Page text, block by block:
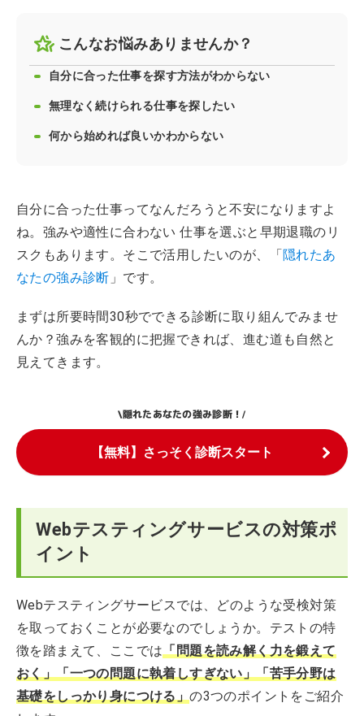
こんなお悩みありませんか？
自分に合った仕事を探す方法がわからない
無理なく続けられる仕事を探したい
何から始めれば良いかわからない
自分に合った仕事ってなんだろうと不安になりますよ
ね。強みや適性に合わない 仕事を選ぶと早期退職のリ
スクもあります。そこで活用したいのが、「隠れたあ
なたの強み診断 」です。
まずは所要時間30秒でできる診断に取り組んでみませ
んか？強みを客観的に把握できれば、進む道も自然と
見えてきます。
\隠れたあなたの強み診断！/
【無料】さっそく診断スタート
Webテスティングサービスの対策ポ
イント
Webテスティングサービスでは、どのような受検対策
を取っておくことが必要なのでしょうか。テストの特
徴を踏まえて、ここでは「問題を読み解く力を鍛えて
おく」「一つの問題に執着しすぎない」「苦手分野は
基礎をしっかり身につける」の3つのポイントをご紹介